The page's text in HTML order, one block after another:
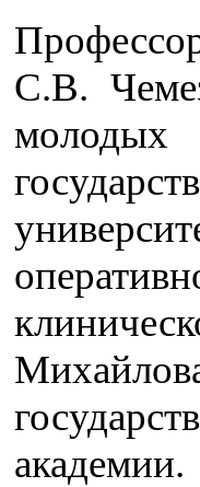
С.В.
молодых
академии.